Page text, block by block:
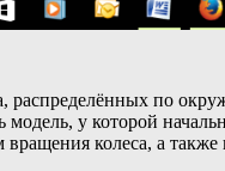
распределённых по
у которой
вращения колеса, а